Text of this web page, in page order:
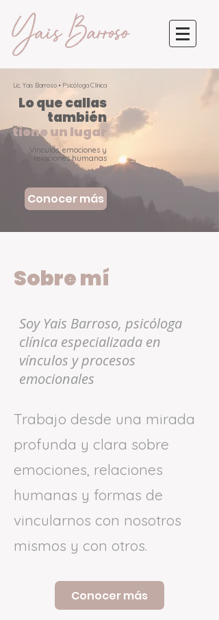
Lic. Yais Barroso • Psicóloga Clínica
Lo que callas
también
tiene un lugar
Vínculos, emociones y
relaciones humanas
Conocer más
Sobre mí
Soy Yais Barroso, psicóloga
clínica especializada en
vínculos y procesos
emocionales
Trabajo desde una mirada
profunda y clara sobre
emociones, relaciones
humanas y formas de
vincularnos con nosotros
mismos y con otros.
Conocer más